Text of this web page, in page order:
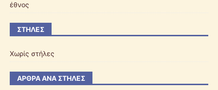
έθνος
ΣΤΉΛΕΣ
Χωρίς στήλες
ΆΡΘΡΑ ΑΝΆ ΣΤΉΛΕΣ